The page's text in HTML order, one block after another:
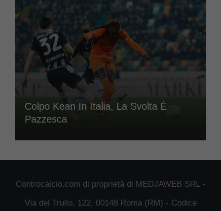
Colpo Kean In Italia, La Svolta È
Pazzesca
Controcalcio.com di proprietà di MEDJAWEB SRL -
Via del Trullo, 122, 00148 Roma (RM) - Codice